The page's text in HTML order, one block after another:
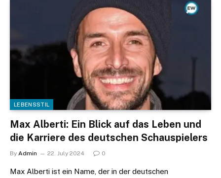
LEBENSSTIL
Max Alberti: Ein Blick auf das Leben und
die Karriere des deutschen Schauspielers
By Admin 22. July 2024 0
Max Alberti ist ein Name, der in der deutschen